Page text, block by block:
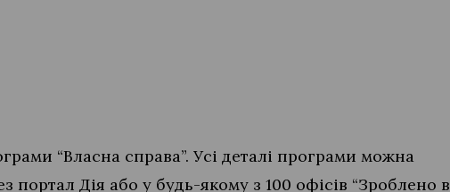
“Власна справа”. Усі деталі програми можна
портал Дія або у будь-якому з 100 офісів “Зроблено в